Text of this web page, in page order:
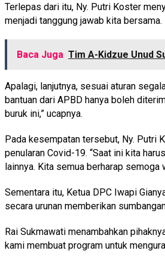
Terlepas dari itu, Ny. Putri Koster
menjadi tanggung jawab kita
Baca Juga Tim A-Kidzue Unud
Apalagi, lanjutnya, sesuai aturan
bantuan dari APBD hanya boleh
buruk ini,” ucapnya.
Pada kesempatan tersebut, Ny. Putri
penularan Covid-19. “Saat ini kita
lainnya. Kita semua berharap semoga
Sementara itu, Ketua DPC Iwapi
secara urunan memberikan
Rai Sukmawati menambahkan
kami membuat program untuk